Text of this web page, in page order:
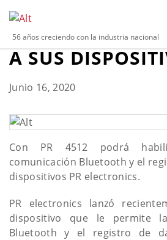
56 años creciendo con la industria nacional
ACCEDA VÍA
A SUS
Junio 16, 2020
Con PR 4512 podrá
comunicación Bluetooth y el
dispositivos PR electronics.
PR electronics lanzó
dispositivo que le permite
Bluetooth y el registro de